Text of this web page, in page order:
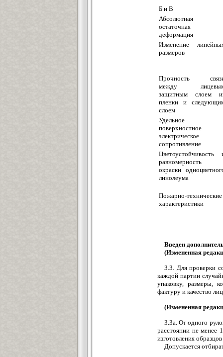
Б и В
Абсолютная
остаточная
деформация
Изменение
размеров
Прочность
между
защитным слоем
пленки и
слоем
Удельное
поверхностное
электрическое
сопротивление
Цветоустойчивость
равномерность
окраски
линолеума
Пожарно-технические
характеристики
Введен
(Измененная
3.3. Для проверки
каждой партии
упаковку, размеры,
фактуру и качество
(Измененная
3.3а. От одного
расстоянии не менее
изготовления
Допускается